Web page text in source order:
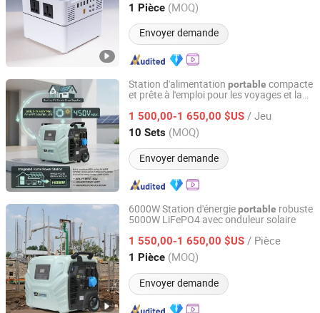
1 Pièce (MOQ)
Envoyer demande
Zhejiang, China Depuis 2025
Station d'alimentation portable compacte
et prête à l'emploi pour les voyages et la
1 500,00-1 650,00 $US / Jeu
10 Sets (MOQ)
Envoyer demande
Suzhou Drivelong Intelligence Technology Co., Ltd.
Jiangsu, China Depuis 2017
6000W Station d'énergieportable robuste
5000W LiFePO4 avec onduleur solaire
1 550,00-1 650,00 $US / Pièce
1 Pièce (MOQ)
Envoyer demande
Suzhou Drivelong Intelligence Technology Co., Ltd.
Jiangsu, China Depuis 2017